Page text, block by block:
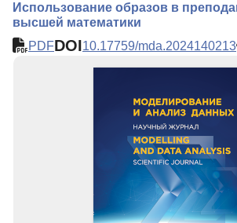
Использование образов в
высшей математики
PDFDOI10.17759/mda.2024140213